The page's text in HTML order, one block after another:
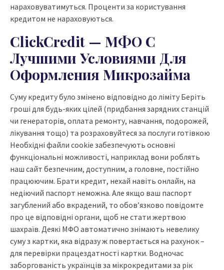
нараховуватимуться. Проценти за користування
кредитом не нараховуються.
ClickCredit — МФО С
Лучшими Условиями Для
Оформления Микрозайма
Суму кредиту було змінено відповідно до ліміту Беріть
гроші для будь-яких цілей (придбання зарядних станцій
чи генераторів, оплата ремонту, навчання, подорожей,
лікування тощо) та розраховуйтеся за послуги готівкою
Необхідні файли cookie забезпечують основні
функціональні можливості, наприклад вони роблять
наш сайт безпечним, доступним, а головне, постійно
працюючим. Брати кредит, нехай навіть онлайн, на
недіючий паспорт неможна. Але якщо ваш паспорт
загублений або вкрадений, то обов’язково повідомте
про це відповідні органи, щоб не стати жертвою
шахраїв. Деякі МФО автоматично знімають невелику
суму з картки, яка відразу ж повертається на рахунок –
для перевірки працездатності картки. Водночас
заборгованість українців за мікрокредитами за рік